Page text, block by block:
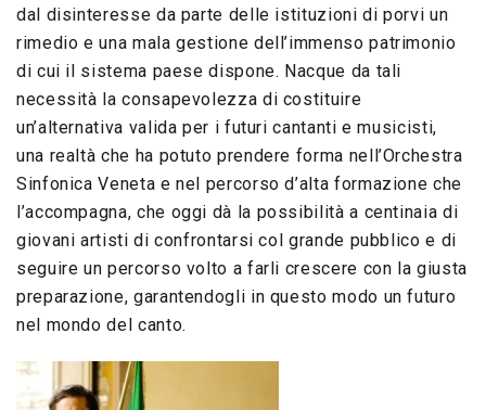
dal disinteresse da parte delle istituzioni di porvi un
rimedio e una mala gestione dell’immenso patrimonio
di cui il sistema paese dispone. Nacque da tali
necessità la consapevolezza di costituire
un’alternativa valida per i futuri cantanti e musicisti,
una realtà che ha potuto prendere forma nell’Orchestra
Sinfonica Veneta e nel percorso d’alta formazione che
l’accompagna, che oggi dà la possibilità a centinaia di
giovani artisti di confrontarsi col grande pubblico e di
seguire un percorso volto a farli crescere con la giusta
preparazione, garantendogli in questo modo un futuro
nel mondo del canto.